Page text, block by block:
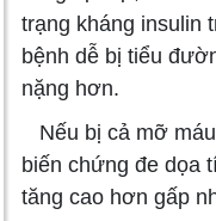
trạng kháng insulin
bệnh dễ bị tiểu
nặng hơn.
Nếu bị cả mỡ
biến chứng đe dọa
tăng cao hơn gấp